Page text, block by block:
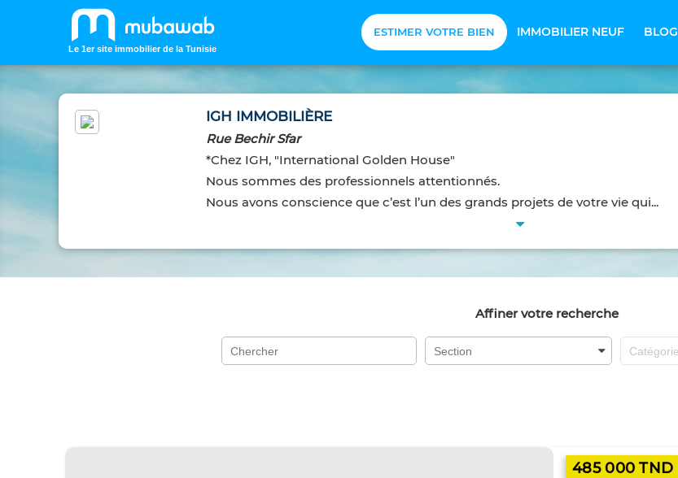
Le 1er site immobilier de la Tunisie
ESTIMER VOTRE BIEN IMMOBILIER NEUF BLOG
IGH IMMOBILIÈRE
Rue Bechir Sfar
*Chez IGH, "International Golden House"
Nous sommes des professionnels attentionnés.
Nous avons conscience que c’est l’un des grands projets de votre vie qui...
Affiner votre recherche
485 000 TND